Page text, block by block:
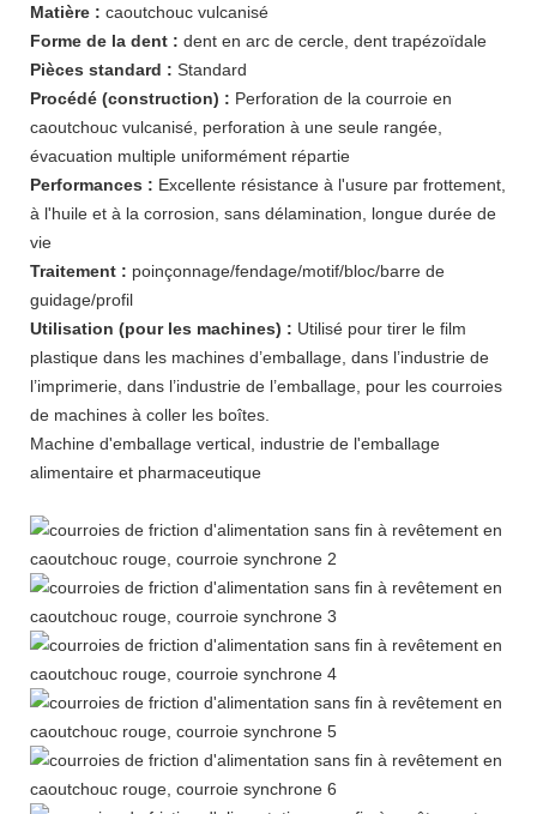
Matière : caoutchouc vulcanisé
Forme de la dent : dent en arc de cercle, dent trapézoïdale
Pièces standard : Standard
Procédé (construction) : Perforation de la courroie en
caoutchouc vulcanisé, perforation à une seule rangée,
évacuation multiple uniformément répartie
Performances : Excellente résistance à l'usure par frottement,
à l'huile et à la corrosion, sans délamination, longue durée de
vie
Traitement : poinçonnage/fendage/motif/bloc/barre de
guidage/profil
Utilisation (pour les machines) : Utilisé pour tirer le film
plastique dans les machines d’emballage, dans l’industrie de
l’imprimerie, dans l’industrie de l’emballage, pour les courroies
de machines à coller les boîtes.
Machine d'emballage vertical, industrie de l'emballage
alimentaire et pharmaceutique